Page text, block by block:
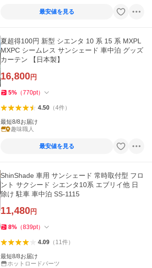
最安値を見る
夏超得100円 新型 シエンタ 10 系 15 系 MXPL
MXPC シームレス サンシェード 車中泊 グッズ
カーテン 【日本製】
16,800円
5% （770pt）
4.50（4件）
最短8/8お届け
趣味職人
最安値を見る
ShinShade 車用 サンシェード 常時取付型 フロ
ント サクシード シエンタ10系 エブリイ他 日
除け 駐車 車中泊 SS-1115
11,480円
8% （839pt）
4.09（ 11件）
最短8/8お届け
ホットロードパーツ